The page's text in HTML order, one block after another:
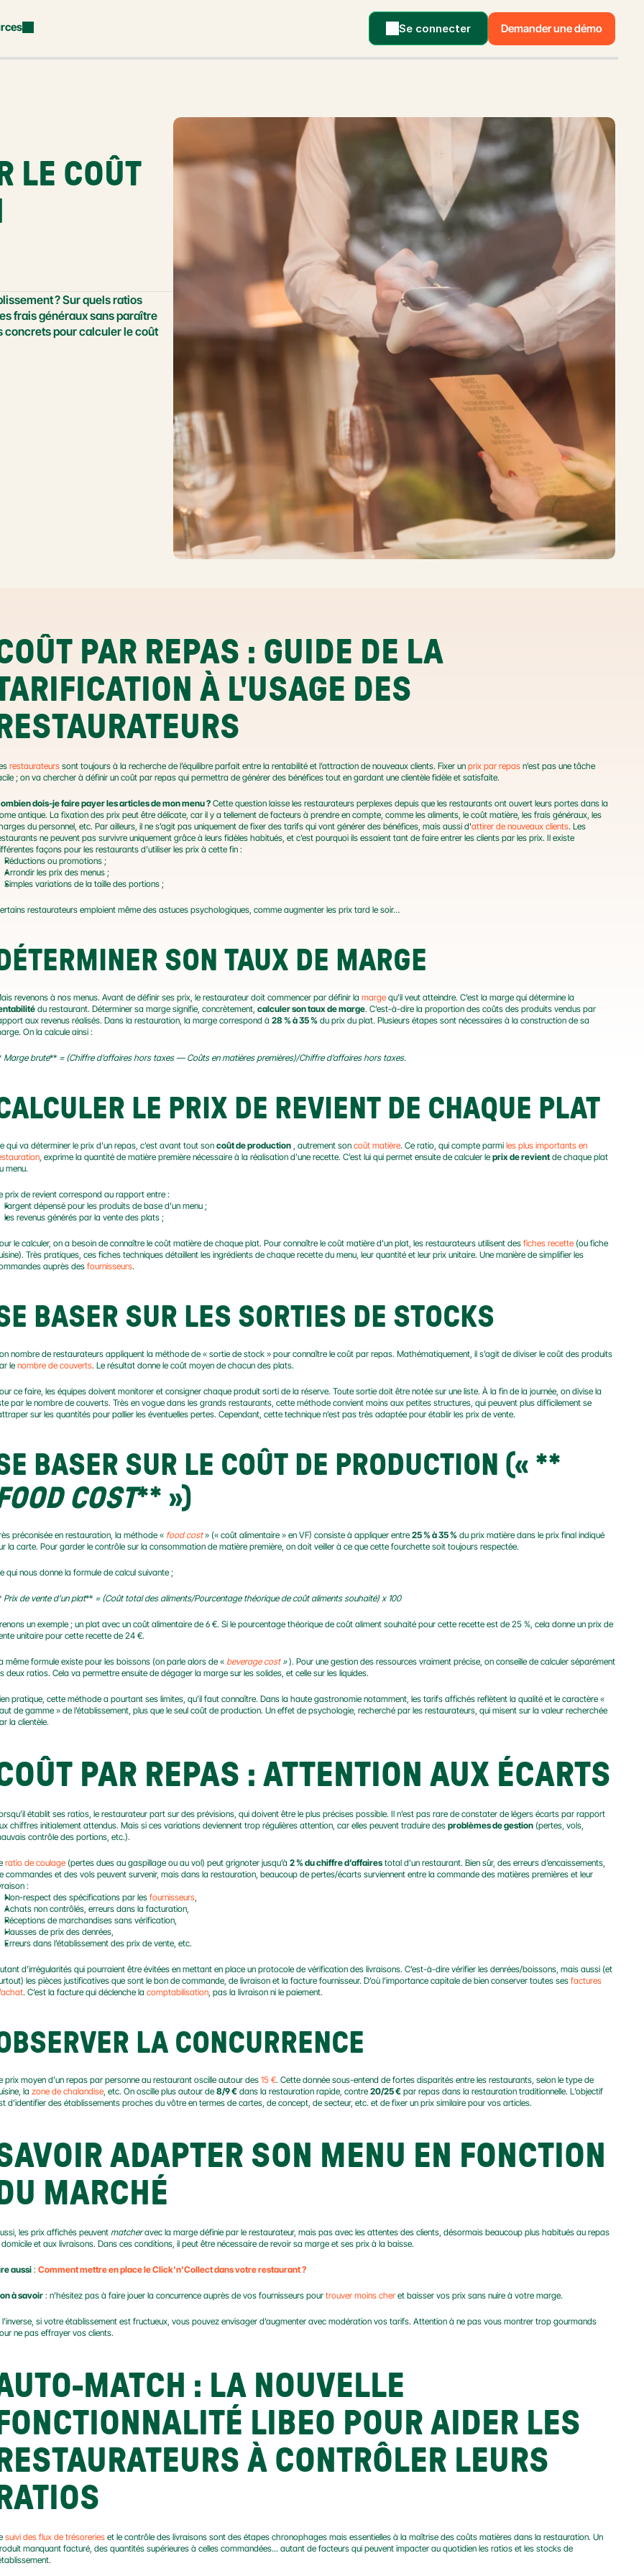
Se connecter Demander une démo
LE COÛT
? Sur quels ratios
frais généraux sans paraître
concrets pour calculer le coût
PAR REPAS : GUIDE DE LA
À L'USAGE DES
RESTAURATEURS
restaurateurs sont toujours à la recherche de l’équilibre parfait entre la rentabilité et l’attraction de nouveaux clients. Fixer un prix par repas n’est pas une tâche
; on va chercher à définir un coût par repas qui permettra de générer des bénéfices tout en gardant une clientèle fidèle et satisfaite.
dois-je faire payer les articles de mon menu ? Cette question laisse les restaurateurs perplexes depuis que les restaurants ont ouvert leurs portes dans la
antique. La fixation des prix peut être délicate, car il y a tellement de facteurs à prendre en compte, comme les aliments, le coût matière, les frais généraux, les
du personnel, etc. Par ailleurs, il ne s’agit pas uniquement de fixer des tarifs qui vont générer des bénéfices, mais aussi d'attirer de nouveaux clients. Les
ne peuvent pas survivre uniquement grâce à leurs fidèles habitués, et c’est pourquoi ils essaient tant de faire entrer les clients par les prix. Il existe
façons pour les restaurants d’utiliser les prix à cette fin :
Réductions ou promotions ;
Arrondir les prix des menus ;
Simples variations de la taille des portions ;
restaurateurs emploient même des astuces psychologiques, comme augmenter les prix tard le soir…
DÉTERMINER SON TAUX DE MARGE
revenons à nos menus. Avant de définir ses prix, le restaurateur doit commencer par définir la marge
du restaurant. Déterminer sa marge signifie, concrètement, calculer son taux de marge. C’est-à-dire la proportion des coûts des produits vendus par
aux revenus réalisés. Dans la restauration, la marge correspond à 28 % à 35 % du prix du plat. Plusieurs étapes sont nécessaires à la construction de sa
On la calcule ainsi :
Marge brute** = (Chiffre d’affaires hors taxes — Coûts en matières premières)/Chiffre d’affaires hors taxes.
LE PRIX DE REVIENT DE CHAQUE PLAT
qui va déterminer le prix d’un repas, c’est avant tout son coût de production , autrement son coût matière. Ce ratio, qui compte parmi les plus importants en
, exprime la quantité de matière première nécessaire à la réalisation d’une recette. C’est lui qui permet ensuite de calculer le prix de revient de chaque plat
menu.
prix de revient correspond au rapport entre :
l’argent dépensé pour les produits de base d’un menu ;
les revenus générés par la vente des plats ;
le calculer, on a besoin de connaître le coût matière de chaque plat. Pour connaître le coût matière d’un plat, les restaurateurs utilisent des fiches recette (ou fiche
Très pratiques, ces fiches techniques détaillent les ingrédients de chaque recette du menu, leur quantité et leur prix unitaire. Une manière de simplifier les
auprès des fournisseurs.
BASER SUR LES SORTIES DE STOCKS
nombre de restaurateurs appliquent la méthode de « sortie de stock » pour connaître le coût par repas. Mathématiquement, il s’agit de diviser le coût des produits
le nombre de couverts. Le résultat donne le coût moyen de chacun des plats.
ce faire, les équipes doivent monitorer et consigner chaque produit sorti de la réserve. Toute sortie doit être notée sur une liste. À la fin de la journée, on divise la
par le nombre de couverts. Très en vogue dans les grands restaurants, cette méthode convient moins aux petites structures, qui peuvent plus difficilement se
sur les quantités pour pallier les éventuelles pertes. Cependant, cette technique n’est pas très adaptée pour établir les prix de vente.
BASER SUR LE COÛT DE PRODUCTION («
COST** »)
préconisée en restauration, la méthode « food cost » (« coût alimentaire » en VF) consiste à appliquer entre 25 % à 35 % du prix matière dans le prix final indiqué
la carte. Pour garder le contrôle sur la consommation de matière première, on doit veiller à ce que cette fourchette soit toujours respectée.
qui nous donne la formule de calcul suivante ;
Prix de vente d’un plat** = (Coût total des aliments/Pourcentage théorique de coût aliments souhaité) x 100
un exemple ; un plat avec un coût alimentaire de 6 €. Si le pourcentage théorique de coût aliment souhaité pour cette recette est de 25 %, cela donne un prix de
unitaire pour cette recette de 24 €.
même formule existe pour les boissons (on parle alors de « beverage cost » ). Pour une gestion des ressources vraiment précise, on conseille de calculer séparément
deux ratios. Cela va permettre ensuite de dégager la marge sur les solides, et celle sur les liquides.
pratique, cette méthode a pourtant ses limites, qu’il faut connaître. Dans la haute gastronomie notamment, les tarifs affichés reflètent la qualité et le caractère «
de gamme » de l’établissement, plus que le seul coût de production. Un effet de psychologie, recherché par les restaurateurs, qui misent sur la valeur recherchée
la clientèle.
PAR REPAS : ATTENTION AUX ÉCARTS
établit ses ratios, le restaurateur part sur des prévisions, qui doivent être le plus précises possible. Il n’est pas rare de constater de légers écarts par rapport
chiffres initialement attendus. Mais si ces variations deviennent trop régulières attention, car elles peuvent traduire des problèmes de gestion (pertes, vols,
contrôle des portions, etc.).
ratio de coulage (pertes dues au gaspillage ou au vol) peut grignoter jusqu’à 2 % du chiffre d’affaires total d’un restaurant. Bien sûr, des erreurs d’encaissements,
commandes et des vols peuvent survenir, mais dans la restauration, beaucoup de pertes/écarts surviennent entre la commande des matières premières et leur
:
Non-respect des spécifications par les fournisseurs,
Achats non contrôlés, erreurs dans la facturation,
Réceptions de marchandises sans vérification,
Hausses de prix des denrées,
Erreurs dans l’établissement des prix de vente, etc.
d’irrégularités qui pourraient être évitées en mettant en place un protocole de vérification des livraisons. C’est-à-dire vérifier les denrées/boissons, mais aussi (et
les pièces justificatives que sont le bon de commande, de livraison et la facture fournisseur. D’où l’importance capitale de bien conserver toutes ses factures
. C’est la facture qui déclenche la comptabilisation, pas la livraison ni le paiement.
LA CONCURRENCE
prix moyen d’un repas par personne au restaurant oscille autour des 15 €. Cette donnée sous-entend de fortes disparités entre les restaurants, selon le type de
la zone de chalandise, etc. On oscille plus autour de 8/9 € dans la restauration rapide, contre 20/25 € par repas dans la restauration traditionnelle. L’objectif
d’identifier des établissements proches du vôtre en termes de cartes, de concept, de secteur, etc. et de fixer un prix similaire pour vos articles.
ADAPTER SON MENU EN FONCTION
DU MARCHÉ
les prix affichés peuvent matcher avec la marge définie par le restaurateur, mais pas avec les attentes des clients, désormais beaucoup plus habitués au repas
et aux livraisons. Dans ces conditions, il peut être nécessaire de revoir sa marge et ses prix à la baisse.
aussi : Comment mettre en place le Click’n’Collect dans votre restaurant ?
à savoir : n’hésitez pas à faire jouer la concurrence auprès de vos fournisseurs pour trouver moins cher et baisser vos prix sans nuire à votre marge.
l’inverse, si votre établissement est fructueux, vous pouvez envisager d’augmenter avec modération vos tarifs. Attention à ne pas vous montrer trop gourmands
ne pas effrayer vos clients.
MATCH : LA NOUVELLE
FONCTIONNALITÉ LIBEO POUR AIDER LES
RESTAURATEURS À CONTRÔLER LEURS
RATIOS
suivi des flux de trésoreries et le contrôle des livraisons sont des étapes chronophages mais essentielles à la maîtrise des coûts matières dans la restauration. Un
manquant facturé, des quantités supérieures à celles commandées... autant de facteurs qui peuvent impacter au quotidien les ratios et les stocks de